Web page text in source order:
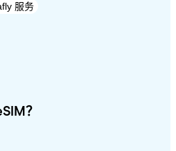
服务
？